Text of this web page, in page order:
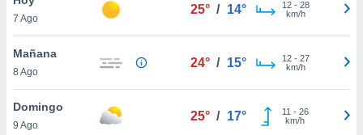
en
más
nuestra
7 Ago
25° / 14° 12- 28
km/h
Mañana
8 Ago
24° / 15° 12- 27
km/h
Domingo
9 Ago
25° / 17° 11 - 26
km/h